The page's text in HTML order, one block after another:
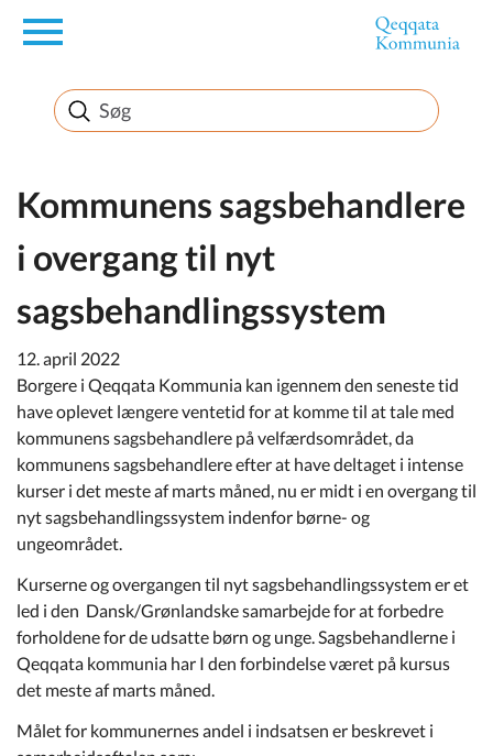
en
Borger
Erhverv
Politik
Turisme
Selvbetjening
Kommuneplan
Om Kommunen
Kommunens sagsbehandlere
i overgang til nyt
sagsbehandlingssystem
12. april 2022
Borgere i Qeqqata Kommunia kan igennem den seneste tid
have oplevet længere ventetid for at komme til at tale med
kommunens sagsbehandlere på velfærdsområdet, da
kommunens sagsbehandlere efter at have deltaget i intense
kurser i det meste af marts måned, nu er midt i en overgang til
nyt sagsbehandlingssystem indenfor børne- og
ungeområdet.
Kurserne og overgangen til nyt sagsbehandlingssystem er et
led i den Dansk/Grønlandske samarbejde for at forbedre
forholdene for de udsatte børn og unge. Sagsbehandlerne i
Qeqqata kommunia har I den forbindelse været på kursus
det meste af marts måned.
Målet for kommunernes andel i indsatsen er beskrevet i